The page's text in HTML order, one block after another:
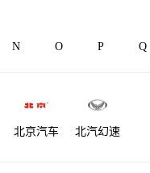
N O P Q
北京汽车 北汽幻速